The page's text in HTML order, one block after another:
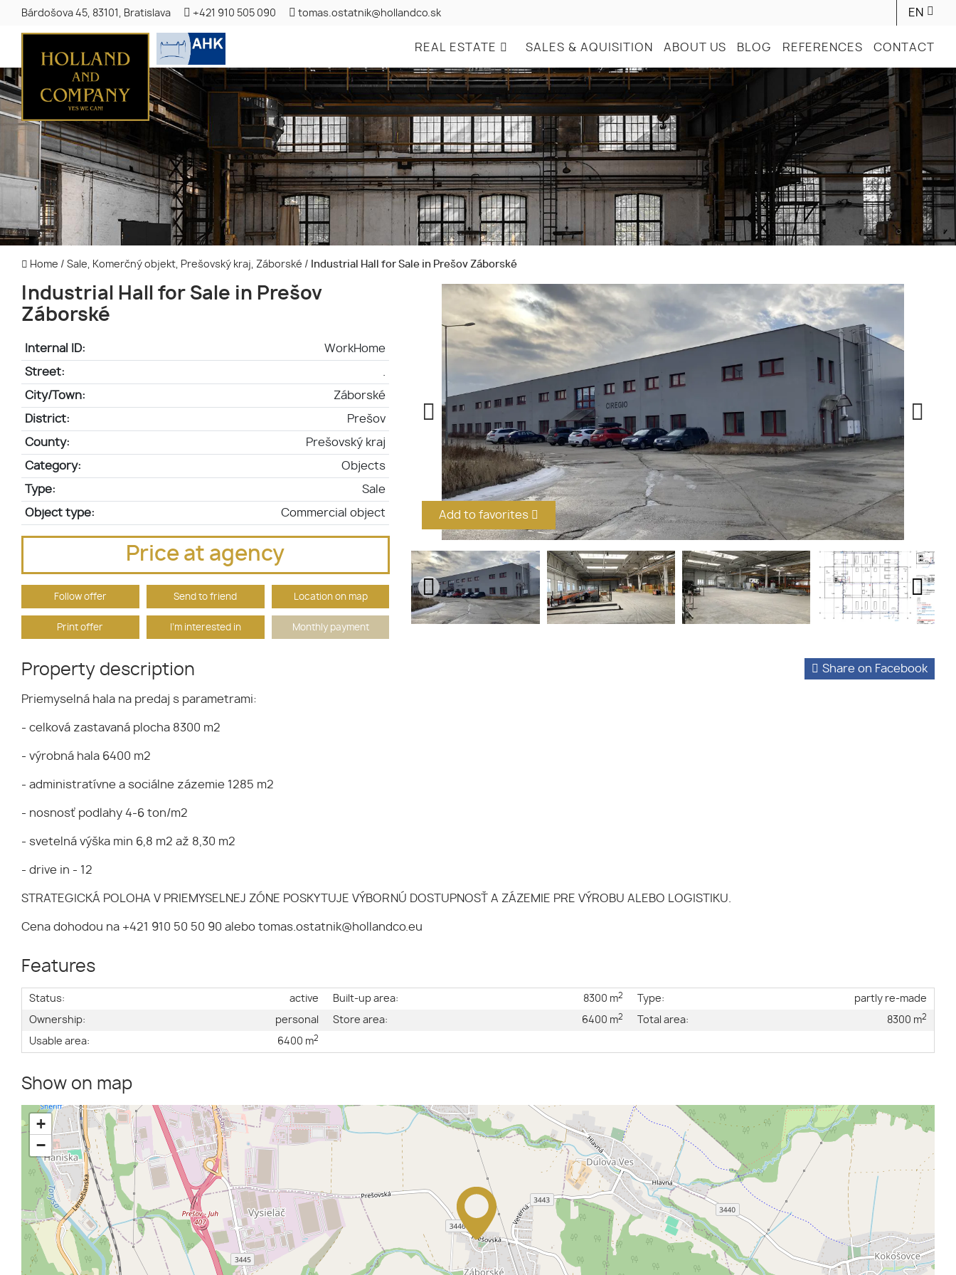
Bárdošova 45, 83101, Bratislava +421 910 505 090 tomas.ostatnik@hollandco.sk EN
REAL ESTATE SALES & AQUISITION ABOUT US BLOG REFERENCES CONTACT
Home / Sale, Komerčný objekt, Prešovský kraj, Záborské / Industrial Hall for Sale in Prešov Záborské
Industrial Hall for Sale in Prešov
Záborské
Internal ID: WorkHome
Street:
City/Town: Záborské
District: Prešov
County: Prešovský kraj
Category: Objects
Type: Sale
Object type: Commercial object
Price at agency
Follow offer Send to friend Location on map
Print offer I'm interested in Monthly payment
Add to favorites
Property description Share on Facebook
Priemyselná hala na predaj s parametrami:
- celková zastavaná plocha 8300 m2
- výrobná hala 6400 m2
- administratívne a sociálne zázemie 1285 m2
- nosnosť podlahy 4-6 ton/m2
- svetelná výška min 6,8 m2 až 8,30 m2
- drive in - 12
STRATEGICKÁ POLOHA V PRIEMYSELNEJ ZÓNE POSKYTUJE VÝBORNÚ DOSTUPNOSŤ A ZÁZEMIE PRE VÝROBU ALEBO LOGISTIKU.
Cena dohodou na +421 910 50 50 90 alebo tomas.ostatnik@hollandco.eu
Features
Status:
active
Ownership:
personal
Usable area:
6400 m2
Built-up area: 8300 m2
Store area: 6400 m2
Type:
partly re-made
Total area:
8300 m2
Show on map
+
−